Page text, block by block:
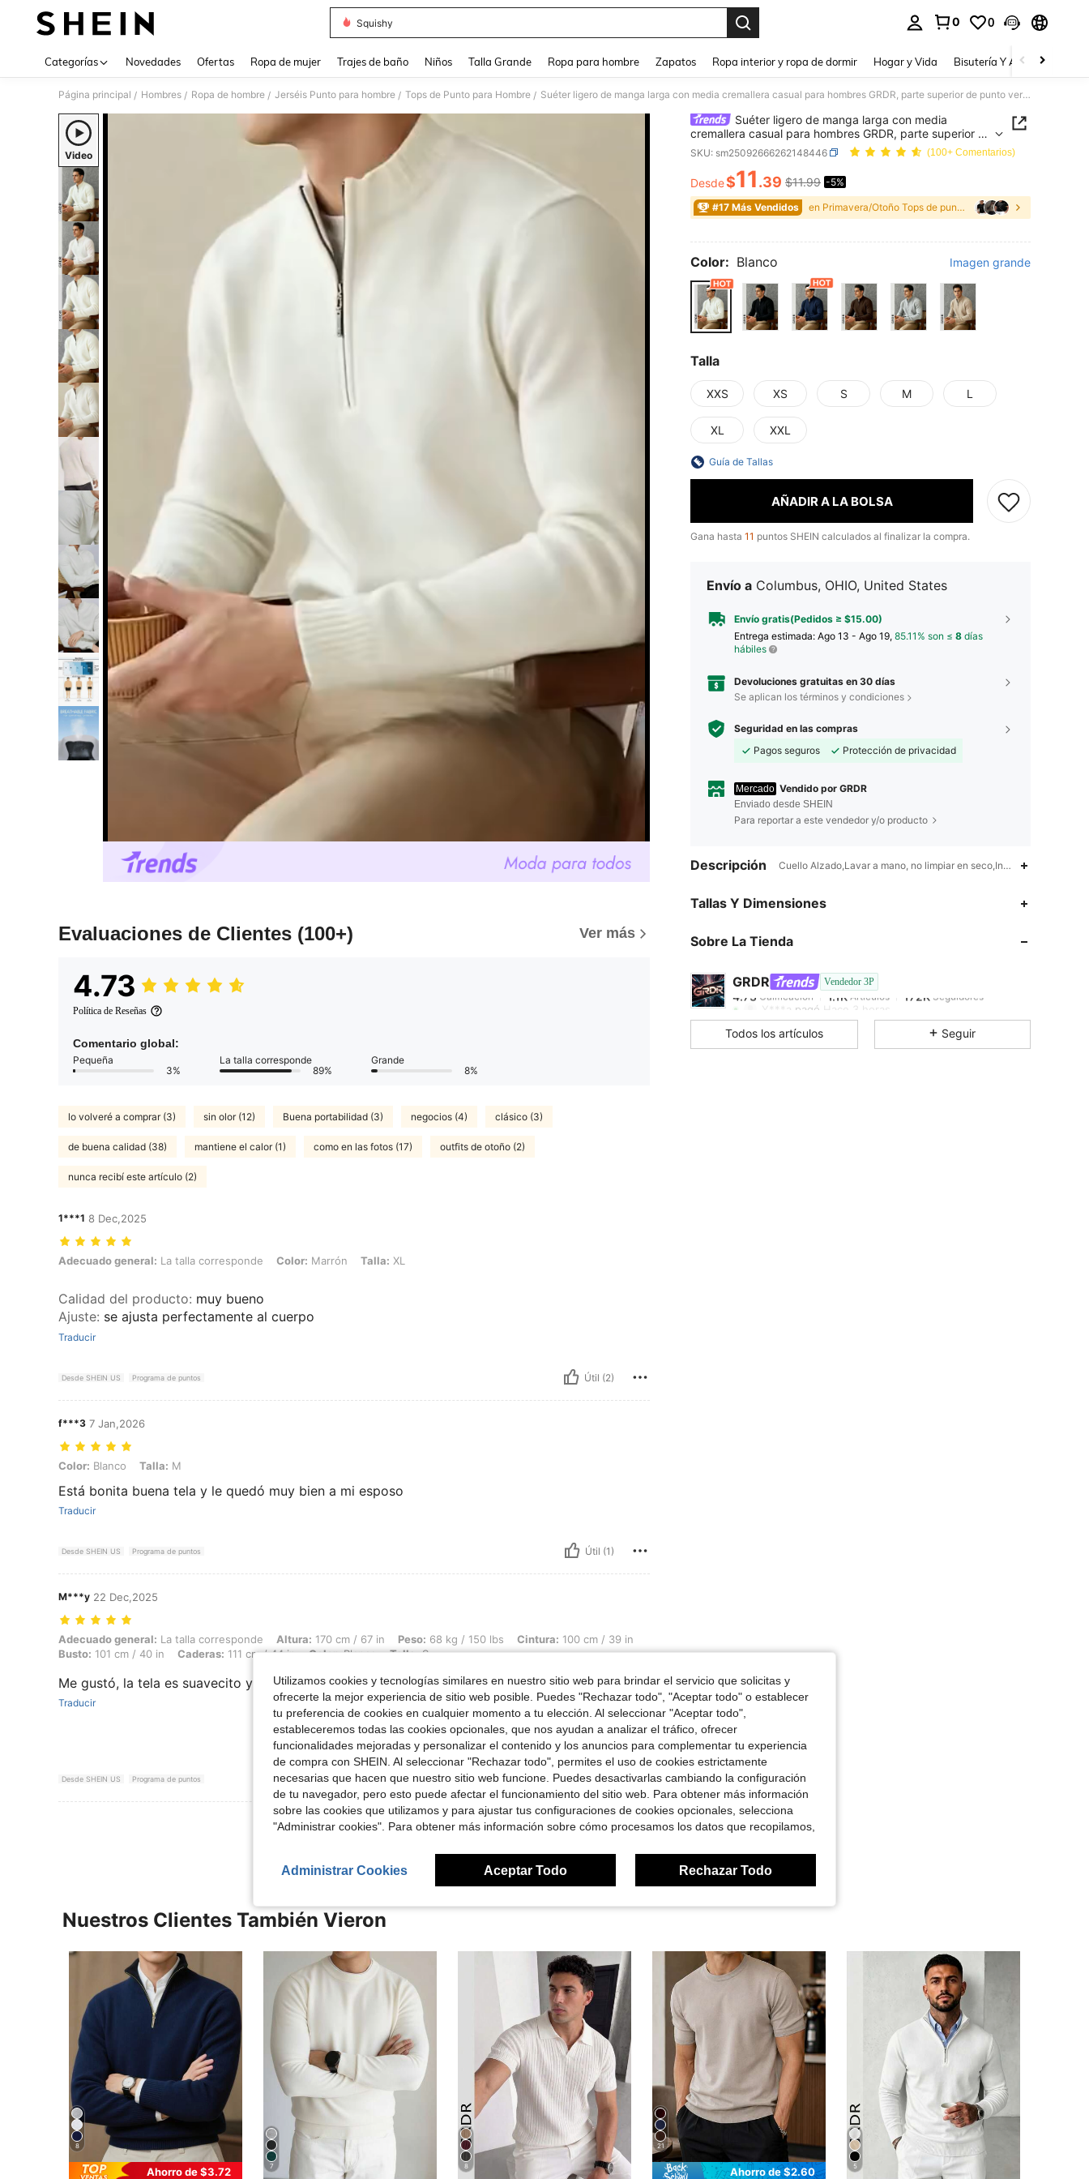
Squishy
0 0
Categorías Novedades Ofertas Ropa de mujer Trajes de baño Niños Talla Grande Ropa para hombre Zapatos Ropa interior y ropa de dormir Hogar y Vida Bisutería Y Accesorios
Página principal / Hombres / Ropa de hombre / Jerséis Punto para hombre / Tops de Punto para Hombre / Suéter ligero de manga larga con media cremallera casual para hombres GRDR, parte superior de punto versátil para uso diario
Video
Evaluaciones de Clientes (100+) Ver más
4.73
Política de Reseñas
Comentario global:
Pequeña
3%
La talla corresponde
89%
Grande
8%
lo volveré a comprar (3) sin olor (12) Buena portabilidad (3) negocios (4) clásico (3)
de buena calidad (38) mantiene el calor (1) como en las fotos (17) outfits de otoño (2)
nunca recibí este artículo (2)
1***1 8 Dec,2025
Adecuado general: La talla corresponde, Color: Marrón, Talla: XL
Adecuado general: La talla corresponde Color: Marrón Talla: XL
Calidad del producto: muy bueno
Ajuste: se ajusta perfectamente al cuerpo
Traducir
Desde SHEIN US Programa de puntos Útil (2)
f***3 7 Jan,2026
Color: Blanco, Talla: M
Color: Blanco Talla: M
Está bonita buena tela y le quedó muy bien a mi esposo
Traducir
Desde SHEIN US Programa de puntos Útil (1)
M***y 22 Dec,2025
Adecuado general: La talla corresponde, Altura: 170 cm / 67 in, Peso: 68 kg / 150 lbs, Cintura: 100 cm / 39 in, Busto: 101 cm / 40 in, Caderas: 111 cm / 44 in, Color: Blanco, Talla: S
Adecuado general: La talla corresponde Altura: 170 cm / 67 in Peso: 68 kg / 150 lbs Cintura: 100 cm / 39 in
Busto: 101 cm / 40 in Caderas: 111 cm / 44 in Color:Blanco Talla:S
Me gustó, la tela es suavecito y la talla corresponde
Traducir
Desde SHEIN US Programa de puntos Útil (4)
Ver Más Reseñas
Suéter ligero de manga larga con media
cremallera casual para hombres GRDR, parte superior de
punto versátil para uso diario
SKU: sm25092666262148446 (100+ Comentarios)
PRICE AND AVAILABILITY
Desde$11.39 $11.99 -5%
#17 Más Vendidos en Primavera/Otoño Tops de punto para hombre
Color: Blanco Imagen grande
Talla
XXS XS S M L
XL XXL
Guía de Tallas
AÑADIR A LA BOLSA
Gana hasta 11 puntos SHEIN calculados al finalizar la compra.
Envío a Columbus, OHIO, United States
Envío gratis(Pedidos ≥ $15.00)
Entrega estimada: Ago 13 - Ago 19, 85.11% son ≤ 8 días
hábiles
Devoluciones gratuitas en 30 días
Se aplican los términos y condiciones
Seguridad en las compras
Pagos seguros
Protección de privacidad
Mercado Vendido por GRDR
Enviado desde SHEIN
Para reportar a este vendedor y/o producto
Descripción Cuello Alzado,Lavar a mano, no limpiar en seco,Invierno,Primavera/
Tallas Y Dimensiones
Sobre La Tienda
GRDR Vendedor 3P
4.73
4.73
4.73 Calificación 1.1KArtículos
Y***apagó Hace 3 horas
4.73
Todos los artículos Seguir
Nuestros Clientes También Vieron
8
Ahorro de $3.72 7 8
21
Ahorro de $2.60 5
Utilizamos cookies y tecnologías similares en nuestro sitio web para brindar el servicio que solicitas y
ofrecerte la mejor experiencia de sitio web posible. Puedes "Rechazar todo", "Aceptar todo" o establecer
tu preferencia de cookies en cualquier momento a tu elección. Al seleccionar "Aceptar todo",
estableceremos todas las cookies opcionales, que nos ayudan a analizar el tráfico, ofrecer
funcionalidades mejoradas y personalizar el contenido y los anuncios para complementar tu experiencia
de compra con SHEIN. Al seleccionar "Rechazar todo", permites el uso de cookies estrictamente
necesarias que hacen que nuestro sitio web funcione. Puedes desactivarlas cambiando la configuración
de tu navegador, pero esto puede afectar el funcionamiento del sitio web. Para obtener más información
sobre las cookies que utilizamos y para ajustar tus configuraciones de cookies opcionales, selecciona
"Administrar cookies". Para obtener más información sobre cómo procesamos los datos que recopilamos,
Administrar Cookies Aceptar Todo Rechazar Todo